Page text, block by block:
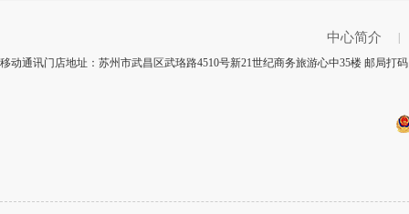
中心简介
移动通讯门店地址：苏州市武昌区武珞路4510号新21世纪商务旅游心中35楼 邮局打